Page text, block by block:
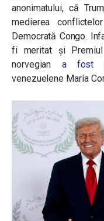
anonimatului, că
medierea
Democrată Congo.
fi meritat și
norvegian a fost
venezuelene María